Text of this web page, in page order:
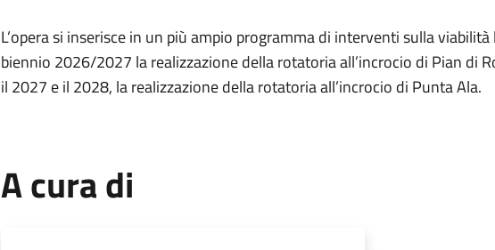
L’opera si inserisce in un più ampio programma di interventi sulla
biennio 2026/2027 la realizzazione della rotatoria all’incrocio di Pian di
il 2027 e il 2028, la realizzazione della rotatoria all’incrocio di Punta Ala.
A cura di